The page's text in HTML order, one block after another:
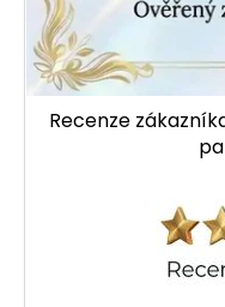
Recenze